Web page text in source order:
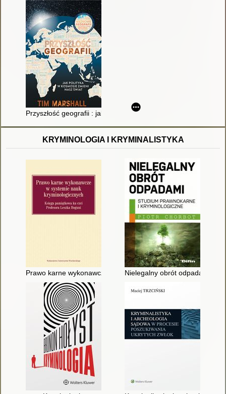
Przyszłość geografii : jak polityka w kosmosie zmieni nasz
KRYMINOLOGIA I KRYMINALISTYKA
Prawo karne wykonawcze w systemie naukNielegalny obrót odpadami :